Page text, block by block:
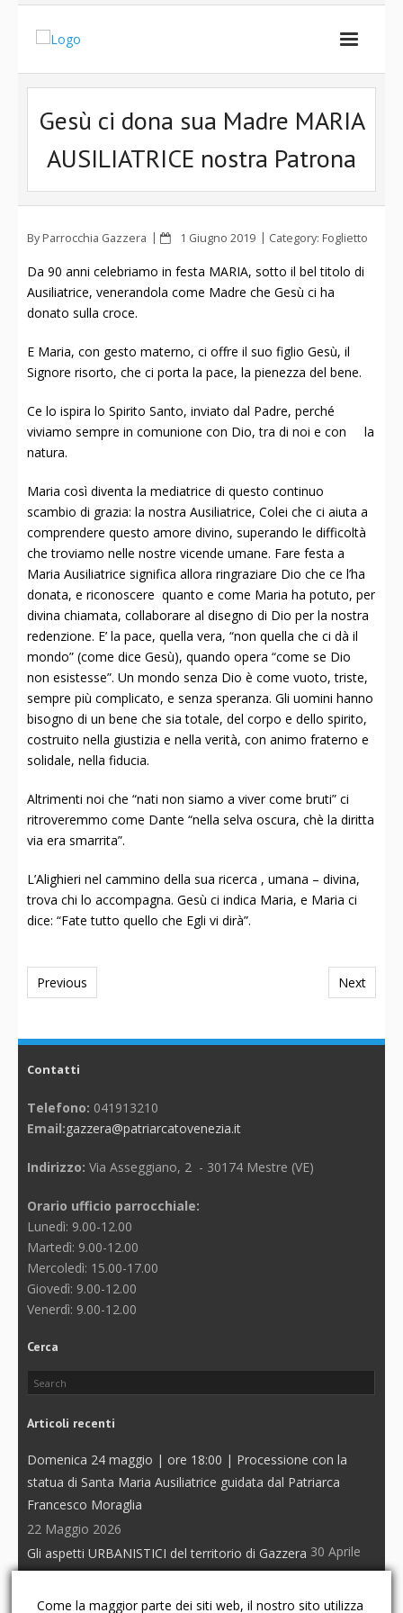
Chi siamo
Attività
Scuola e Nido
Foglietto
Calendario
Contatti
Gesù ci dona sua Madre MARIA
AUSILIATRICE nostra Patrona
By Parrocchia Gazzera 1 Giugno 2019 Category: Foglietto
Da 90 anni celebriamo in festa MARIA, sotto il bel titolo di
Ausiliatrice, venerandola come Madre che Gesù ci ha
donato sulla croce.
E Maria, con gesto materno, ci offre il suo figlio Gesù, il
Signore risorto, che ci porta la pace, la pienezza del bene.
Ce lo ispira lo Spirito Santo, inviato dal Padre, perché
viviamo sempre in comunione con Dio, tra di noi e con la
natura.
Maria così diventa la mediatrice di questo continuo
scambio di grazia: la nostra Ausiliatrice, Colei che ci aiuta a
comprendere questo amore divino, superando le difficoltà
che troviamo nelle nostre vicende umane. Fare festa a
Maria Ausiliatrice significa allora ringraziare Dio che ce l’ha
donata, e riconoscere quanto e come Maria ha potuto, per
divina chiamata, collaborare al disegno di Dio per la nostra
redenzione. E’ la pace, quella vera, “non quella che ci dà il
mondo” (come dice Gesù), quando opera “come se Dio
non esistesse”. Un mondo senza Dio è come vuoto, triste,
sempre più complicato, e senza speranza. Gli uomini hanno
bisogno di un bene che sia totale, del corpo e dello spirito,
costruito nella giustizia e nella verità, con animo fraterno e
solidale, nella fiducia.
Altrimenti noi che “nati non siamo a viver come bruti” ci
ritroveremmo come Dante “nella selva oscura, chè la diritta
via era smarrita”.
L’Alighieri nel cammino della sua ricerca , umana – divina,
trova chi lo accompagna. Gesù ci indica Maria, e Maria ci
dice: “Fate tutto quello che Egli vi dirà”.
Previous Next
Contatti
Telefono: 041913210
Email:gazzera@patriarcatovenezia.it
Indirizzo: Via Asseggiano, 2 - 30174 Mestre (VE)
Orario ufficio parrocchiale:
Lunedì: 9.00-12.00
Martedì: 9.00-12.00
Mercoledì: 15.00-17.00
Giovedì: 9.00-12.00
Venerdì: 9.00-12.00
Cerca
Articoli recenti
Domenica 24 maggio | ore 18:00 | Processione con la
statua di Santa Maria Ausiliatrice guidata dal Patriarca
Francesco Moraglia
22 Maggio 2026
Gli aspetti URBANISTICI del territorio di Gazzera 30 Aprile
Grest 2026 – iscrizioni 23 Aprile 2026
Come la maggior parte dei siti web, il nostro sito utilizza